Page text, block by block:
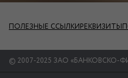
ПОЛЕЗНЫЕ ССЫЛКИРЕКВИЗИТЫ
© 2007-2025 ЗАО «БАНКОВСКО-